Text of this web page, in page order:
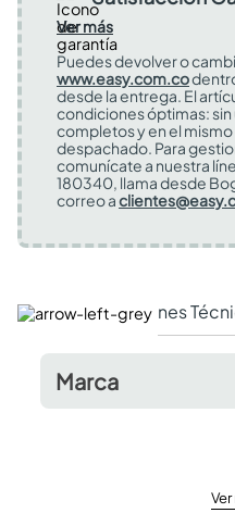
Ver más
Puedes devolver o
www.easy.com.co
desde la entrega. El
condiciones óptimas:
completos y en el
despachado. Para
comunícate a nuestra
180340, llama desde
correo a
Especificaciones
Marca
Ver